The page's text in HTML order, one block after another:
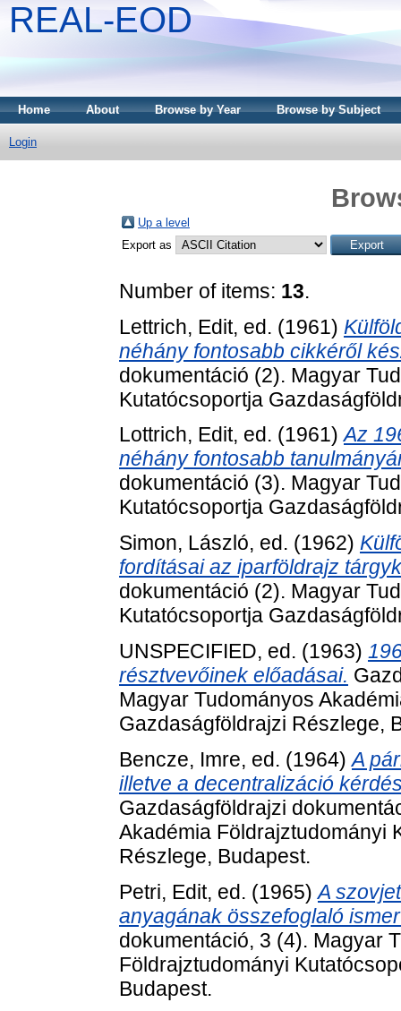
REAL-EOD
Home About Browse by Year Browse by Subject
Login
Up a level
Export as
Number of items: 13.
Lettrich, Edit, ed. (1961)
néhány fontosabb cikkéről
dokumentáció (2). Magyar
Kutatócsoportja
Lottrich, Edit, ed. (1961)Az
néhány fontosabb
dokumentáció (3). Magyar
Kutatócsoportja
Simon, László, ed. (1962)
fordításai az iparföldrajz
dokumentáció (2). Magyar
Kutatócsoportja
UNSPECIFIED, ed. (1963)
résztvevőinek előadásai.
Magyar Tudományos
Gazdaságföldrajzi Részlege,
Bencze, Imre, ed. (1964)A
illetve a decentralizáció
Gazdaságföldrajzi
Akadémia Földrajztudományi
Részlege, Budapest.
Petri, Edit, ed. (1965)A
anyagának összefoglaló
dokumentáció, 3 (4). Magyar
Földrajztudományi
Budapest.